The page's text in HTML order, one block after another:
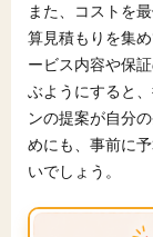
また、コストを
算見積もりを集
ービス内容や保
ぶようにすると
ンの提案が自分
めにも、事前に
いでしょう。